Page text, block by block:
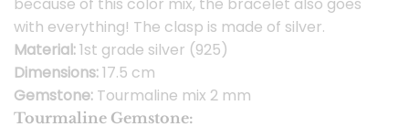
because of this color mix, the bracelet also goes
with everything! The clasp is made of silver.
Material:1st grade silver (925)
Dimensions:17.5 cm
Gemstone: Tourmaline mix 2 mm
Tourmaline Gemstone: